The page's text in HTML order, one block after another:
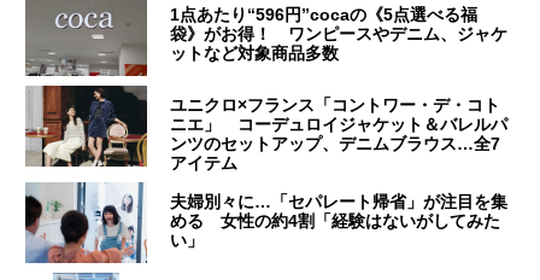
1点あたり“596円”cocaの《5点選べる福
袋》がお得！ ワンピースやデニム、ジャケ
ットなど対象商品多数
ユニクロ×フランス「コントワー・デ・コト
ニエ」 コーデュロイジャケット＆バレルパ
ンツのセットアップ、デニムブラウス…全7
アイテム
夫婦別々に…「セパレート帰省」が注目を集
める 女性の約4割「経験はないがしてみた
い」